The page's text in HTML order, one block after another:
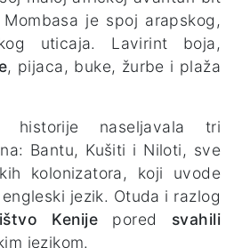
Mombasa je spoj arapskog,
uticaja. Lavirint boja,
, pijaca, buke, žurbe i plaža
historije naseljavala tri
Bantu, Kušiti i Niloti, sve
kolonizatora, koji uvode
engleski jezik. Otuda i razlog
Kenijepored svahili
jezikom.